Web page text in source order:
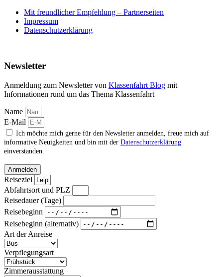
Mit freundlicher Empfehlung – Partnerseiten
Impressum
Datenschutzerklärung
Newsletter
Anmeldung zum Newsletter von Klassenfahrt Blog mit
Informationen rund um das Thema Klassenfahrt
Name
E-Mail
Ich möchte mich gerne für den Newsletter anmelden, freue mich auf
informative Neuigkeiten und bin mit der Datenschutzerklärung
einverstanden.
Anmelden
Reiseziel
Abfahrtsort und PLZ
Reisedauer (Tage)
Reisebeginn
Reisebeginn (alternativ)
Art der Anreise
Verpflegungsart
Zimmerausstattung